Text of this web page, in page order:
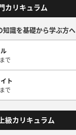
カリキュラム
知識を基礎から学ぶ方へ
で
ト
で
級カリキュラム